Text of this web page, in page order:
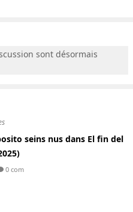
sont désormais
seins nus dans El fin del
0 com